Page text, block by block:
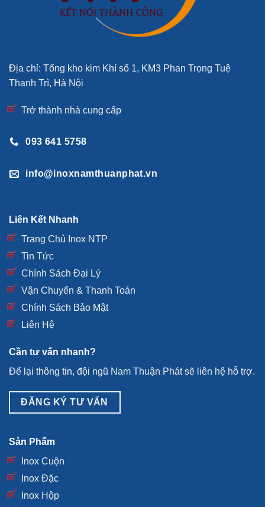
Địa chỉ: Tổng kho kim Khí số 1, KM3 Phan Trọng Tuệ
Thanh Trì, Hà Nội
Trở thành nhà cung cấp
093 641 5758
info@inoxnamthuanphat.vn
Liên Kết Nhanh
Trang Chủ Inox NTP
Tin Tức
Chính Sách Đại Lý
Vận Chuyển & Thanh Toán
Chính Sách Bảo Mật
Liên Hệ
Cần tư vấn nhanh?
Để lại thông tin, đội ngũ Nam Thuận Phát sẽ liên hệ hỗ trợ.
ĐĂNG KÝ TƯ VẤN
Sản Phẩm
Inox Cuộn
Inox Đặc
Inox Hộp